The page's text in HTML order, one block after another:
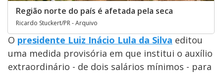
Região norte do país é afetada pela seca
Ricardo Stuckert/PR - Arquivo
O presidente Luiz Inácio Lula da Silva editou
uma medida provisória em que institui o auxílio
extraordinário - de dois salários mínimos - para